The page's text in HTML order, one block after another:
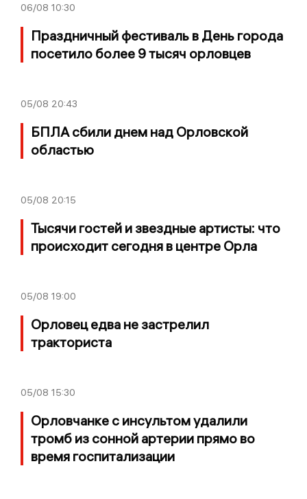
06/08 10:30
Праздничный фестиваль в День города
посетило более 9 тысяч орловцев
05/08 20:43
БПЛА сбили днем над Орловской
областью
05/08 20:15
Тысячи гостей и звездные артисты: что
происходит сегодня в центре Орла
05/08 19:00
Орловец едва не застрелил
тракториста
05/08 15:30
Орловчанке с инсультом удалили
тромб из сонной артерии прямо во
время госпитализации